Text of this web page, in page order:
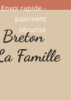
Envoi rapide -
paiement
sécurisé​
Famille